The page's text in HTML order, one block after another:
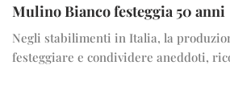
Mulino Bianco festeggia 50 anni
Negli stabilimenti in Italia, la
festeggiare e condividere aneddoti,